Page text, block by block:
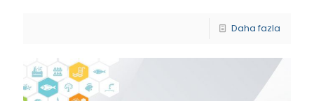
Daha fazla